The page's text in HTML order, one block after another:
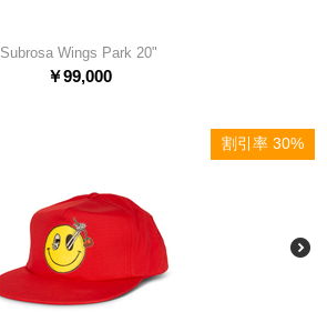
Subrosa Wings Park 20"
￥99,000
割引率 30%